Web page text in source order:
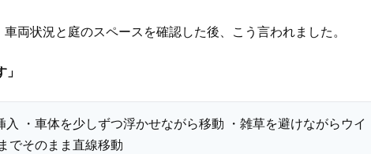
両状況と庭のスペースを確認した後、こう言われました。
入 ・車体を少しずつ浮かせながら移動 ・雑草を避けながらウイ
でそのまま直線移動